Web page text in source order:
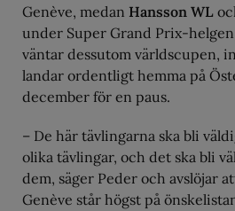
Genève, medan Hansson WL
under Super Grand Prix-
väntar dessutom världscupen,
landar ordentligt hemma på
december för en paus.
– De här tävlingarna ska bli
olika tävlingar, och det ska bli
dem, säger Peder och avslöjar
Genève står högst på